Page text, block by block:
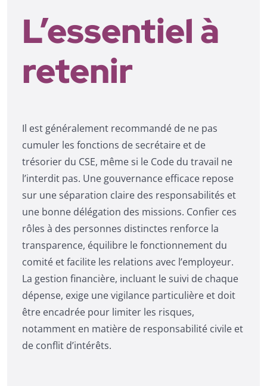
L’essentiel à
retenir
Il est généralement recommandé de ne pas
cumuler les fonctions de secrétaire et de
trésorier du CSE, même si le Code du travail ne
l’interdit pas. Une gouvernance efficace repose
sur une séparation claire des responsabilités et
une bonne délégation des missions. Confier ces
rôles à des personnes distinctes renforce la
transparence, équilibre le fonctionnement du
comité et facilite les relations avec l’employeur.
La gestion financière, incluant le suivi de chaque
dépense, exige une vigilance particulière et doit
être encadrée pour limiter les risques,
notamment en matière de responsabilité civile et
de conflit d’intérêts.